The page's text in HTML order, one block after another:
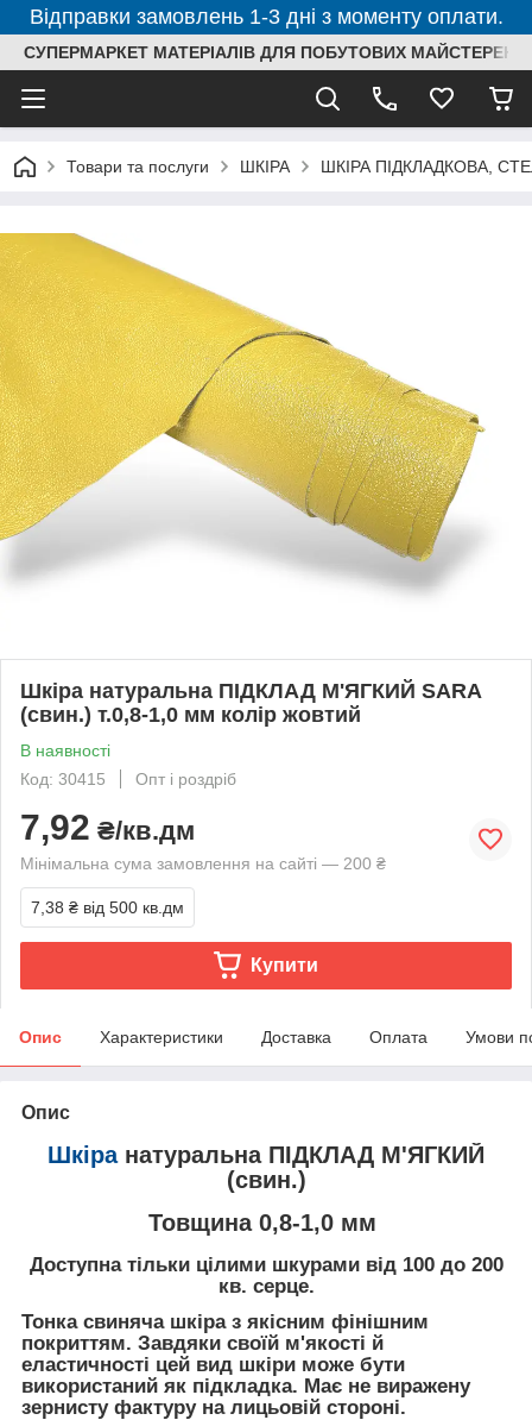
Відправки замовлень 1-3 дні з моменту оплати.
СУПЕРМАРКЕТ МАТЕРІАЛІВ ДЛЯ ПОБУТОВИХ МАЙСТЕРЕНЬ
Товари та послуги ШКІРА ШКІРА ПІДКЛАДКОВА,
Шкіра натуральна ПІДКЛАД М'ЯГКИЙ SARA
(свин.) т.0,8-1,0 мм колір жовтий
В наявності
Код: 30415
Опт і роздріб
7,92 ₴/кв.дм
Мінімальна сума замовлення на сайті — 200 ₴
7,38 ₴ від 500 кв.дм
Купити
Опис Характеристики Доставка Оплата Умови
Опис
Шкіранатуральна ПІДКЛАД М'ЯГКИЙ
(свин.)
Товщина 0,8-1,0 мм
Доступна тільки цілими шкурами від 100 до 200
кв. серце.
Тонка свиняча шкіра з якісним фінішним
покриттям. Завдяки своїй м'якості й
еластичності цей вид шкіри може бути
використаний як підкладка. Має не виражену
зернисту фактуру на лицьовій стороні.